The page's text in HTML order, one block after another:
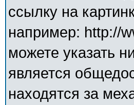
ссылку на
например: http://
можете указать
является
находятся за